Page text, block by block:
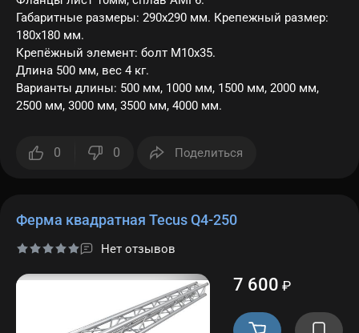
Габаритные размеры: 290х290 мм. Крепежный размер:
180х180 мм.
Крепёжный элемент: болт M10x35.
Длина 500 мм, вес 4 кг.
Варианты длины: 500 мм, 1000 мм, 1500 мм, 2000 мм,
2500 мм, 3000 мм, 3500 мм, 4000 мм.
0 0 Поделиться
Ферма квадратная Tecus Q4-250
Нет отзывов
7 600 ₽